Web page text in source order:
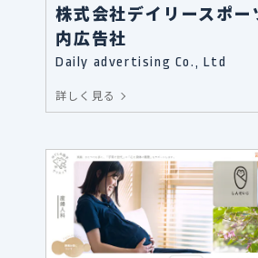
株式会社デイリースポー
内広告社
Daily advertising Co., Ltd
詳しく見る